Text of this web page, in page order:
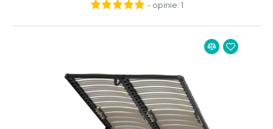
- opinie: 1